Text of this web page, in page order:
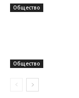
Общество
Общество